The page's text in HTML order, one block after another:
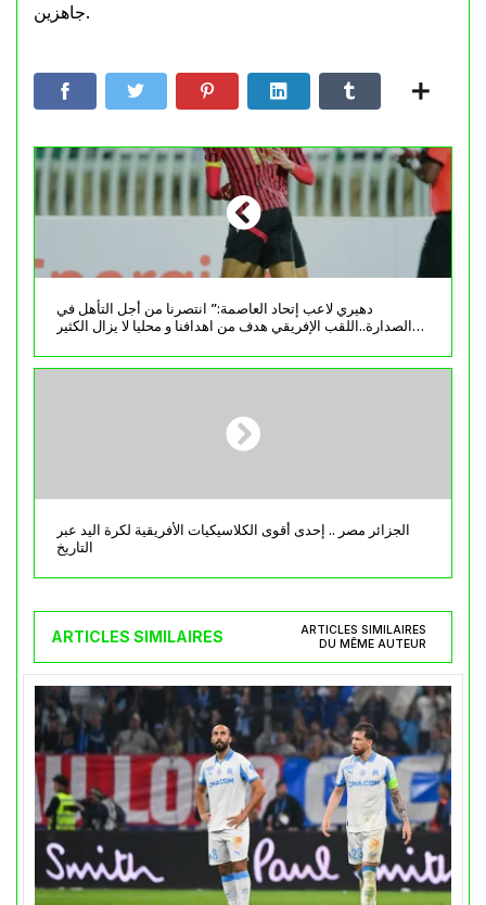
جاهزين.
دهيري لاعب إتحاد العاصمة:” انتصرنا من أجل التأهل في
الصدارة..اللقب الإفريقي هدف من اهدافنا و محليا لا يزال الكثير
الجزائر مصر .. إحدى أقوى الكلاسيكيات الأفريقية لكرة اليد عبر
التاريخ
ARTICLES SIMILAIRES
ARTICLES SIMILAIRES
DU MÊME AUTEUR